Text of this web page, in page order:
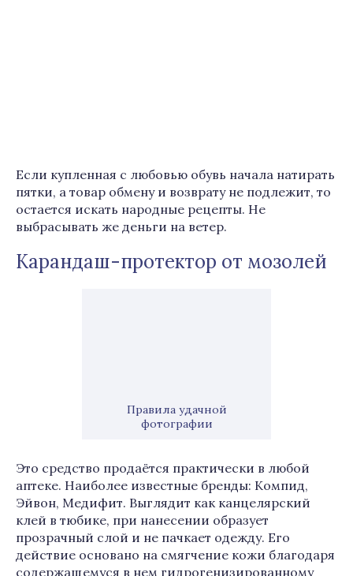
Если купленная с любовью обувь начала натирать
пятки, а товар обмену и возврату не подлежит, то
остается искать народные рецепты. Не
выбрасывать же деньги на ветер.
Карандаш-протектор от мозолей
Правила удачной
фотографии
Это средство продаётся практически в любой
аптеке. Наиболее известные бренды: Компид,
Эйвон, Медифит. Выглядит как канцелярский
клей в тюбике, при нанесении образует
прозрачный слой и не пачкает одежду. Его
действие основано на смягчение кожи благодаря
содержащемуся в нем гидрогенизированному